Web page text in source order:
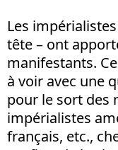
Les
tête – ont
manifestants.
à voir avec une
pour le sort des
impérialistes
français, etc.,